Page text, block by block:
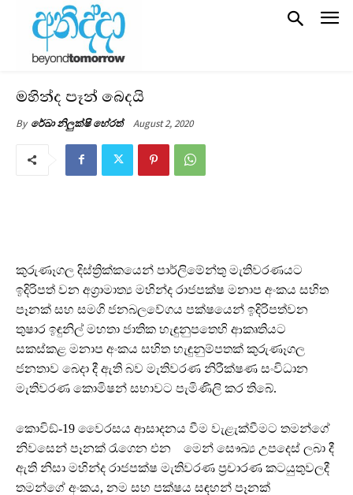
මහින්ද පෑන් බෙදයි
By රේඛා නිලුක්ෂි හේරත් August 2, 2020
කුරුණෑගල දිස්ත්‍රික්කයෙන් පාර්ලිමේන්තු මැතිවරණයට
ඉදිරිපත් වන අග්‍රාමාත්‍ය මහින්ද රාජපක්ෂ මනාප අංකය සහිත
පෑනක් සහ සමගි ජනබලවේගය පක්ෂයෙන් ඉදිරිපත්වන
තුෂාර ඉඳුනිල් මහතා ජාතික හැඳුනුපතෙහි ආකෘතියට
සකස්කළ මනාප අංකය සහිත හැඳුනුම්පතක් කුරුණෑගල
ජනතාව බෙදා දී ඇති බව මැතිවරණ නිරීක්ෂණ සංවිධාන
මැතිවරණ කොමිෂන් සභාවට පැමිණිලි කර තිබේ.
කොවිඞ්-19 වෛරසය ආසාදනය වීම වැළැක්වීමට තමන්ගේ
නිවසෙන් පෑනක් රැගෙන එන මෙන් සෞඛ්‍ය උපදෙස් ලබා දී
ඇති නිසා මහින්ද රාජපක්ෂ මැතිවරණ ප්‍රචාරණ කටයුතුවලදී
තමන්ගේ අංකය, නම සහ පක්ෂය සඳහන් පෑනක්